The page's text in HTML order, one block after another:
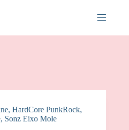
, HardCore PunkRock,
, Sonz Eixo Mole